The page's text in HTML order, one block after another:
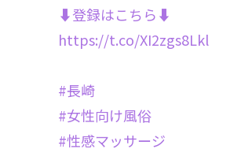
⬇登録はこちら⬇
https://t.co/XI2zgs8Lkl
#長崎
#女性向け風俗
#性感マッサージ